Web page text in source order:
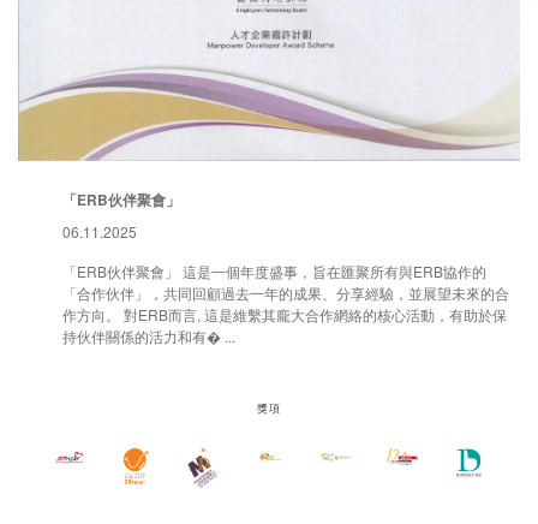
「ERB伙伴聚會」
06.11.2025
「ERB伙伴聚會」 這是一個年度盛事，旨在匯聚所有與ERB協作的
「合作伙伴」，共同回顧過去一年的成果、分享經驗，並展望未來的合
作方向。 對ERB而言, 這是維繫其龐大合作網絡的核心活動，有助於保
持伙伴關係的活力和有� ...
獎項